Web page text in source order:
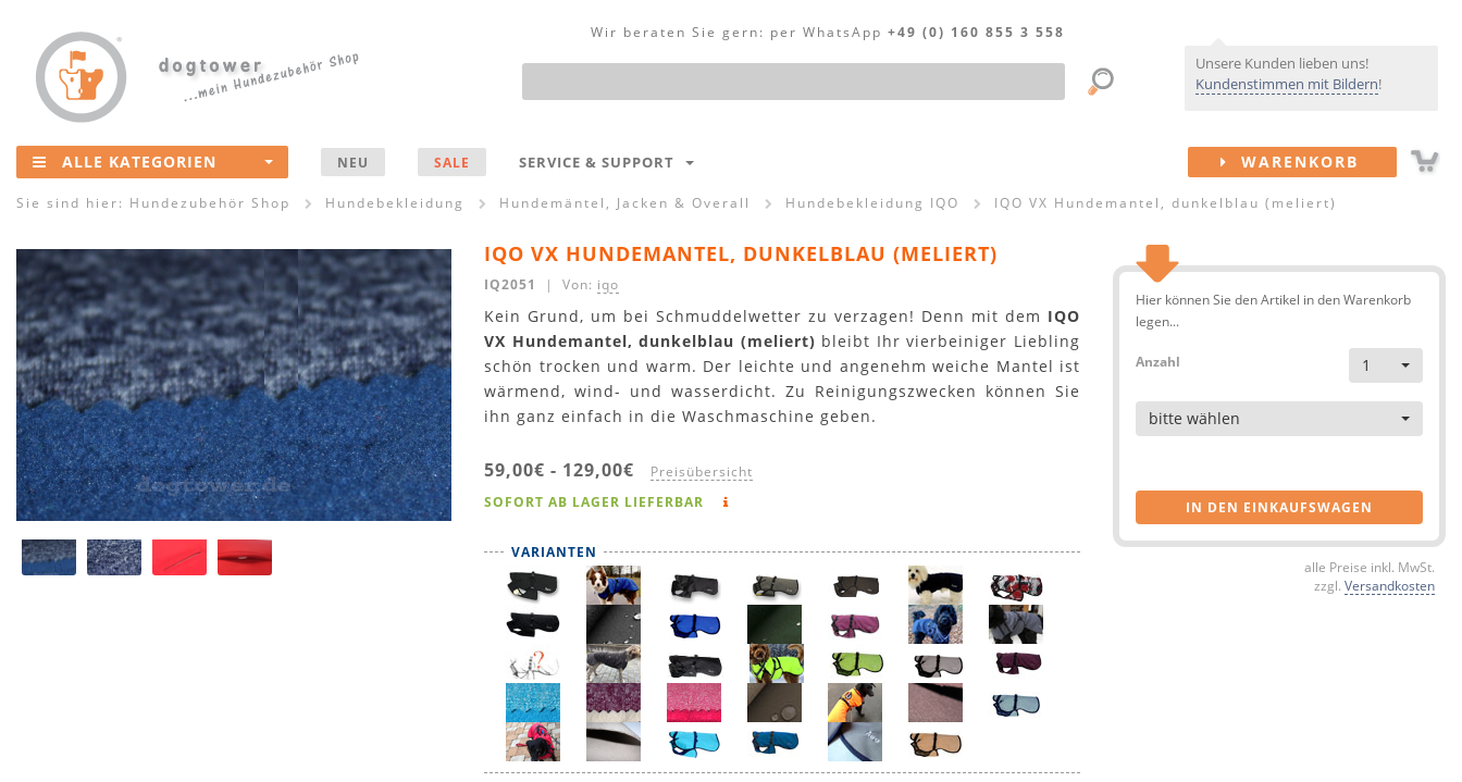
Unsere Kunden lieben uns!
Kundenstimmen mit Bildern!
Wir beraten Sie gern: per WhatsApp +49 (0) 160 855 3 558
Produktsuche
ALLE KATEGORIEN NEU SALE SERVICE & SUPPORT WARENKORB
Sie sind hier: Hundezubehör Shop Hundebekleidung Hundemäntel, Jacken & Overall Hundebekleidung IQO IQO VX Hundemantel, dunkelblau (meliert)
IQO VX HUNDEMANTEL, DUNKELBLAU (MELIERT)
IQ2051 | Von: iqo
Kein Grund, um bei Schmuddelwetter zu verzagen! Denn mit dem IQO
VX Hundemantel, dunkelblau (meliert) bleibt Ihr vierbeiniger Liebling
schön trocken und warm. Der leichte und angenehm weiche Mantel ist
wärmend, wind- und wasserdicht. Zu Reinigungszwecken können Sie
ihn ganz einfach in die Waschmaschine geben.
59,00€ - 129,00€ Preisübersicht
SOFORT AB LAGER LIEFERBAR
VARIANTEN
Hier können Sie den Artikel in den Warenkorb
legen...
Anzahl 1
Artikel
bitte wählen
IN DEN EINKAUFSWAGEN
alle Preise inkl. MwSt.
zzgl. Versandkosten